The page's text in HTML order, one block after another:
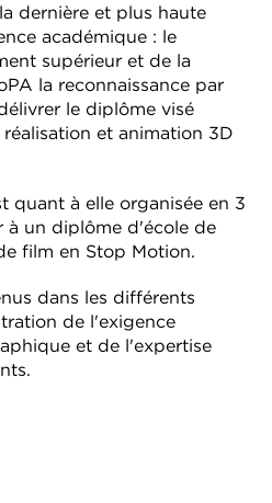
dernière et plus haute
académique : le
supérieur et de la
la reconnaissance par
le diplôme visé
et animation 3D
quant à elle organisée en 3
à un diplôme d'école de
film en Stop Motion.
dans les différents
de l'exigence
et de l'expertise